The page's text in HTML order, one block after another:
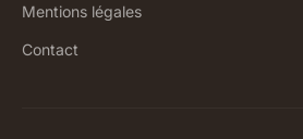
Mentions légales
Contact